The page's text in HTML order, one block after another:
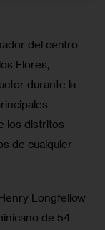
del centro
Flores,
durante la
los distritos
de cualquier
Longfellow
de 54